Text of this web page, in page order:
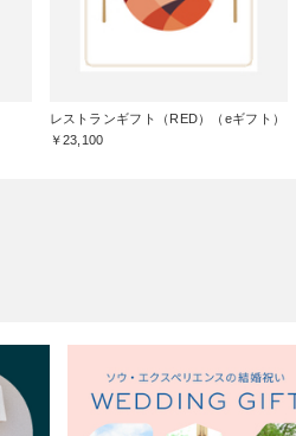
レストランギフト（RED）（eギフト）
￥23,100